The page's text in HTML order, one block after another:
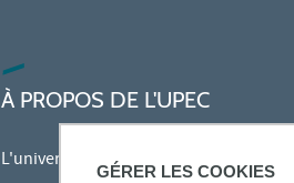
GÉRER LES COOKIES
À PROPOS DE L'UPEC
L'université